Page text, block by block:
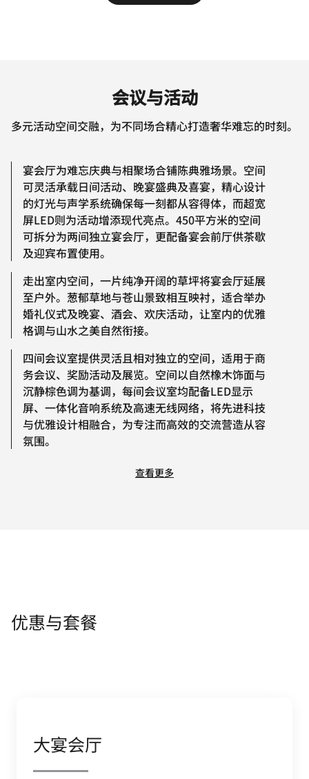
会议与活动
多元活动空间交融，为不同场合精心打造奢华难忘的时刻。
宴会厅为难忘庆典与相聚场合铺陈典雅场景。空间
可灵活承载日间活动、晚宴盛典及喜宴，精心设计
的灯光与声学系统确保每一刻都从容得体，而超宽
屏LED则为活动增添现代亮点。450平方米的空间
可拆分为两间独立宴会厅，更配备宴会前厅供茶歇
及迎宾布置使用。
走出室内空间，一片纯净开阔的草坪将宴会厅延展
至户外。葱郁草地与苍山景致相互映衬，适合举办
婚礼仪式及晚宴、酒会、欢庆活动，让室内的优雅
格调与山水之美自然衔接。
四间会议室提供灵活且相对独立的空间，适用于商
务会议、奖励活动及展览。空间以自然橡木饰面与
沉静棕色调为基调，每间会议室均配备LED显示
屏、一体化音响系统及高速无线网络，将先进科技
与优雅设计相融合，为专注而高效的交流营造从容
氛围。
查看更多
优惠与套餐
大宴会厅